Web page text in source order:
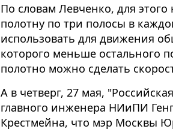
По словам Левченко, для
полотну по три полосы в
использовать для движения
которого меньше остального
полотно можно сделать
А в четверг, 27 мая,
главного инженера НИиПИ
Крестмейна, что мэр Москвы